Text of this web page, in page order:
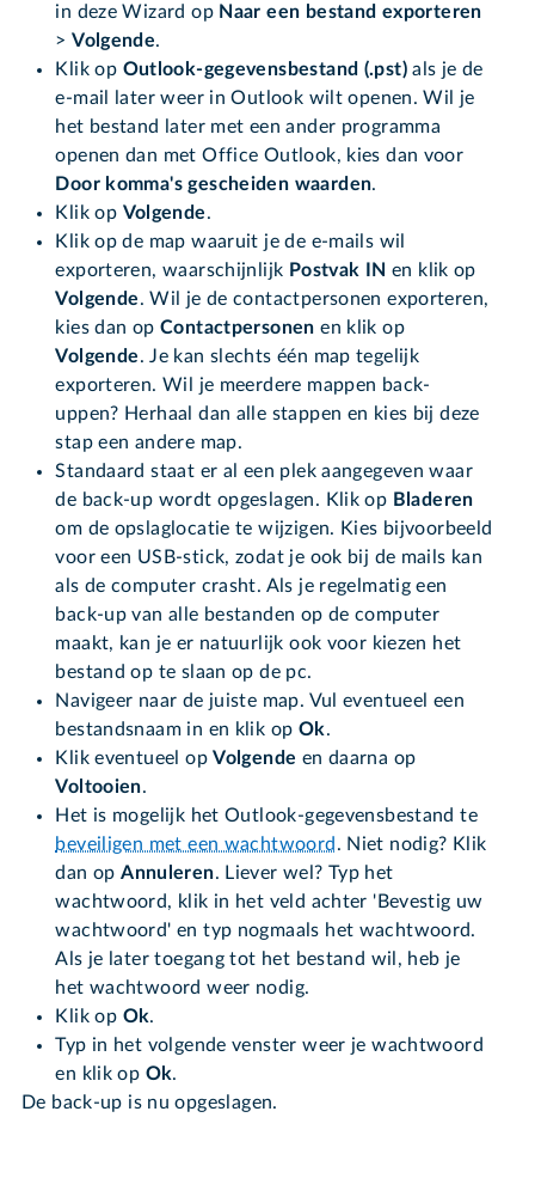
in deze Wizard op Naar een bestand exporteren
>Volgende.
Klik op Outlook-gegevensbestand (.pst)als je de
e-mail later weer in Outlook wilt openen. Wil je
het bestand later met een ander programma
openen dan met Office Outlook, kies dan voor
Door komma's gescheiden waarden.
Klik op Volgende.
Klik op de map waaruit je de e-mails wil
exporteren, waarschijnlijk Postvak IN en klik op
Volgende. Wil je de contactpersonen exporteren,
kies dan opContactpersonenen klik op
Volgende. Je kan slechts één map tegelijk
exporteren. Wil je meerdere mappen back-
uppen? Herhaal dan alle stappen en kies bij deze
stap een andere map.
Standaard staat er al een plek aangegeven waar
de back-up wordt opgeslagen. Klik op Bladeren
om de opslaglocatie te wijzigen. Kies bijvoorbeeld
voor een USB-stick, zodat je ook bij de mails kan
als de computer crasht. Als je regelmatig een
back-up van alle bestanden op de computer
maakt, kan je er natuurlijk ook voor kiezen het
bestand op te slaan op de pc.
Navigeer naar de juiste map. Vul eventueel een
bestandsnaam in en klik op Ok.
Klik eventueel opVolgende en daarna op
Voltooien.
Het is mogelijk het Outlook-gegevensbestand te
beveiligen met een wachtwoord. Niet nodig? Klik
dan opAnnuleren. Liever wel? Typ het
wachtwoord, klik in het veld achter 'Bevestig uw
wachtwoord' en typ nogmaals het wachtwoord.
Als je later toegang tot het bestand wil, heb je
het wachtwoord weer nodig.
Klik op Ok.
Typ in het volgende venster weer je wachtwoord
en klik op Ok.
De back-up is nu opgeslagen.